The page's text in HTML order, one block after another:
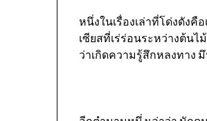
หนึ่งในเรื่องเล่าที่โด่งดังคื
เซียสที่เร่ร่อนระหว่างต้น
ว่าเกิดความรู้สึกหลงทาง